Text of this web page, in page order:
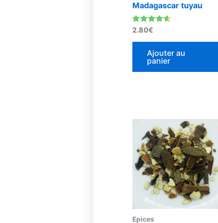
Madagascar tuyau
Note
4.33
sur 5
2.80€
Ajouter au
panier
Epices